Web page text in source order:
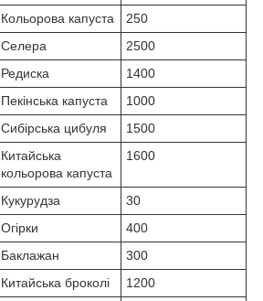
Кольорова капуста
250
Селера
2500
Редиска
1400
Пекінська капуста
1000
Сибірська цибуля
1500
Китайська
кольорова капуста
1600
Кукурудза
30
Огірки
400
Баклажан
300
Китайська броколі
1200